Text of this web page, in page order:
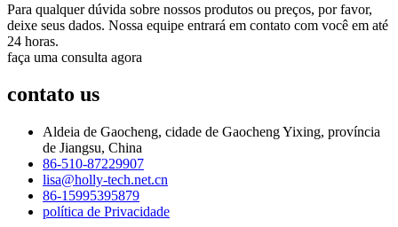
Para qualquer dúvida sobre nossos produtos ou preços, por favor,
deixe seus dados. Nossa equipe entrará em contato com você em até
24 horas.
faça uma consulta agora
contato us
Aldeia de Gaocheng, cidade de Gaocheng Yixing, província
de Jiangsu, China
86-510-87229907
lisa@holly-tech.net.cn
86-15995395879
política de Privacidade